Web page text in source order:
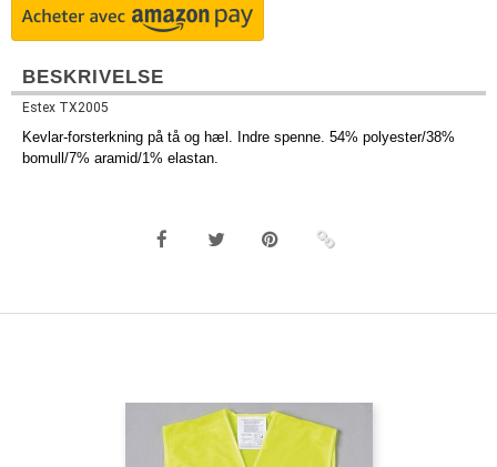
BESKRIVELSE
Estex TX2005
Kevlar-forsterkning på tå og hæl. Indre spenne. 54% polyester/38%
bomull/7% aramid/1% elastan.